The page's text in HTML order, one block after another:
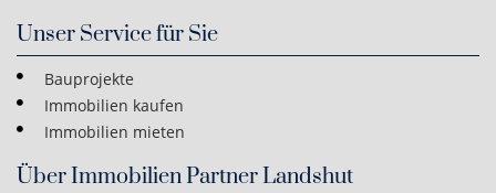
Unser Service für Sie
Bauprojekte
Immobilien kaufen
Immobilien mieten
Über Immobilien Partner Landshut